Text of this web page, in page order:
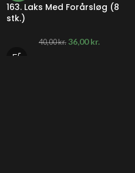
163. Laks Med Forårsløg (8
stk.)
40,00kr. 36,00kr.